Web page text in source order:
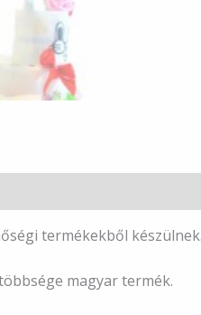
termékekből
magyar termék.